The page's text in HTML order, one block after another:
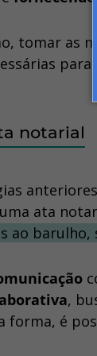
tomar as
para
notarial
ata
ao
,
forma, é